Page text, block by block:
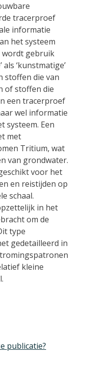
tracerproef
informatie
het systeem
wordt gebruik
‘kunstmatige’
stoffen die van
of stoffen die
een tracerproef
wel informatie
systeem. Een
met
Tritium, wat
van grondwater.
voor het
en reistijden op
schaal.
in het
om de
type
gedetailleerd in
kleine
publicatie?